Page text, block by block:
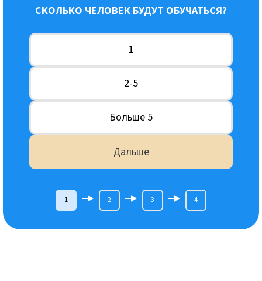
СКОЛЬКО ЧЕЛОВЕК БУДУТ ОБУЧАТЬСЯ?
1
2-5
Больше 5
Дальше
1 2 3 4